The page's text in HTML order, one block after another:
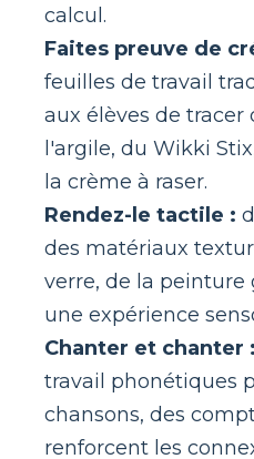
calcul.
Faites preuve de
feuilles de travail
aux élèves de
l'argile, du Wikki
la crème à raser.
Rendez-le tactile :
des matériaux
verre, de la
une expérience
Chanter et chanter
travail phonétiques
chansons, des
renforcent les